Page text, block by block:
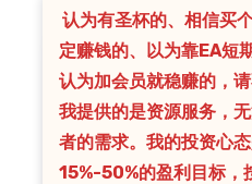
认为有圣杯的、相信买
定赚钱的、以为靠EA短
认为加会员就稳赚的，请
我提供的是资源服务，
者的需求。我的投资心
15%-50%的盈利目标，